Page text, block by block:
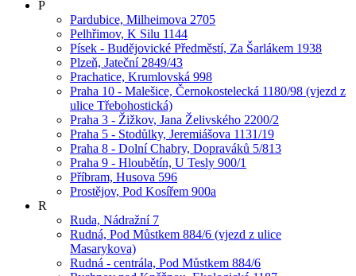
P
Pardubice, Milheimova 2705
Pelhřimov, K Silu 1144
Písek - Budějovické Předměstí, Za Šarlákem 1938
Plzeň, Jateční 2849/43
Prachatice, Krumlovská 998
Praha 10 - Malešice, Černokostelecká 1180/98 (vjezd z
ulice Třebohostická)
Praha 3 - Žižkov, Jana Želivského 2200/2
Praha 5 - Stodůlky, Jeremiášova 1131/19
Praha 8 - Dolní Chabry, Dopraváků 5/813
Praha 9 - Hloubětín, U Tesly 900/1
Příbram, Husova 596
Prostějov, Pod Kosířem 900a
R
Ruda, Nádražní 7
Rudná, Pod Můstkem 884/6 (vjezd z ulice
Masarykova)
Rudná - centrála, Pod Můstkem 884/6